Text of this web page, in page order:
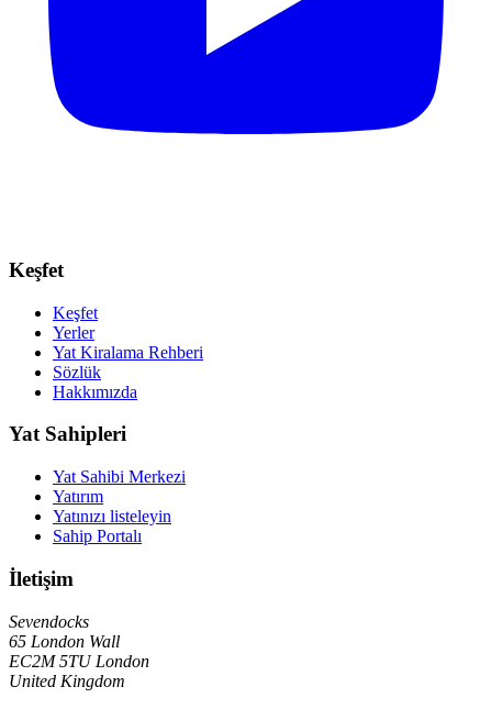
Keşfet
Keşfet
Yerler
Yat Kiralama Rehberi
Sözlük
Hakkımızda
Yat Sahipleri
Yat Sahibi Merkezi
Yatırım
Yatınızı listeleyin
Sahip Portalı
İletişim
Sevendocks
65 London Wall
EC2M 5TU London
United Kingdom